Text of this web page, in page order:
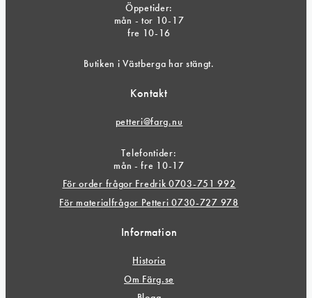
Öppetider:
mån - tor 10-17
fre 10-16
Butiken i Västberga har stängt.
Kontakt
petteri@farg.nu
Telefontider:
mån - fre 10-17
För order frågor Fredrik 0703-751 992
För materialfrågor Petteri 0730-727 978
Information
Historia
Om Färg.se